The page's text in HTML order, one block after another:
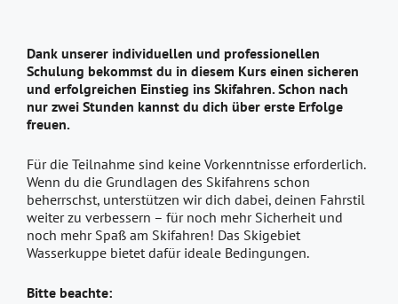
Dank unserer individuellen und professionellen
Schulung bekommst du in diesem Kurs einen sicheren
und erfolgreichen Einstieg ins Skifahren. Schon nach
nur zwei Stunden kannst du dich über erste Erfolge
freuen.
Für die Teilnahme sind keine Vorkenntnisse erforderlich.
Wenn du die Grundlagen des Skifahrens schon
beherrschst, unterstützen wir dich dabei, deinen Fahrstil
weiter zu verbessern – für noch mehr Sicherheit und
noch mehr Spaß am Skifahren! Das Skigebiet
Wasserkuppe bietet dafür ideale Bedingungen.
Bitte beachte: